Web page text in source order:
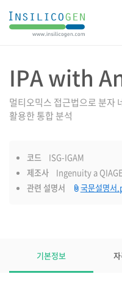
인
실
코
젠
제품설명
IPA with
멀티오믹스 접근법으로 분자
활용한 통합 분석
코드
ISG-IGAM
제조사
Ingenuity a
관련 설명서
국문설명서
기본정보